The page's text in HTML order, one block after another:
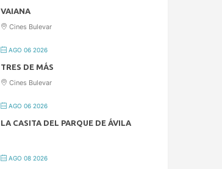
VAIANA
Cines Bulevar
AGO 06 2026
TRES DE MÁS
Cines Bulevar
AGO 06 2026
LA CASITA DEL PARQUE DE ÁVILA
AGO 08 2026